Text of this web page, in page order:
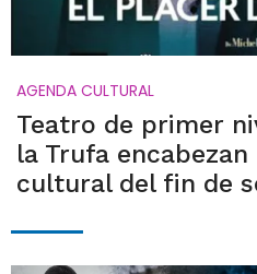
AGENDA CULTURAL
Teatro de primer
la Trufa encabezan
cultural del fin de